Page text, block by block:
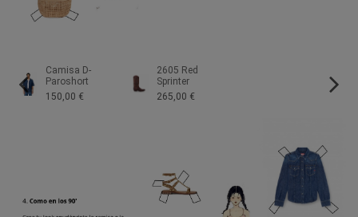
Camisa D-
Paroshort
150,00 €
2605 Red
Sprinter
265,00 €